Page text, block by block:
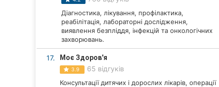
Діагностика, лікування, профілактика,
реабілітація, лабораторні дослідження,
виявлення безпліддя, інфекцій та онкологічних
захворювань.
17. Моє Здоров'я
3.9 65 відгуків
Консультації дитячих і дорослих лікарів, операції